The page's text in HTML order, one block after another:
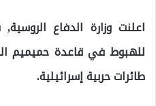
اعلنت وزارة الدفاع
للهبوط في قاعدة حميميم
طائرات حربية إسرائيلية.